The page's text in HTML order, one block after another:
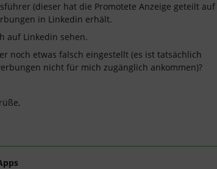
(dieser hat die Promotete Anzeige geteilt auf
in Linkedin erhält.
auf Linkedin sehen.
noch etwas falsch eingestellt (es ist tatsächlich
nicht für mich zugänglich ankommen)?